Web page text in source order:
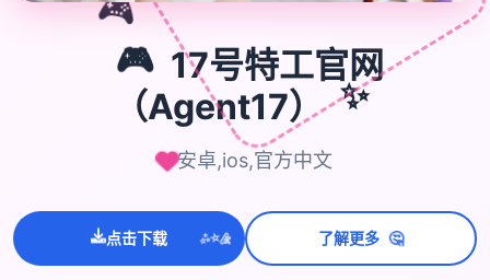
🎮
🎮 17号特工官网
（Agent17） ✨
安卓,ios,官方中文
点击下载 ✨⭐💫 了解更多 🤔